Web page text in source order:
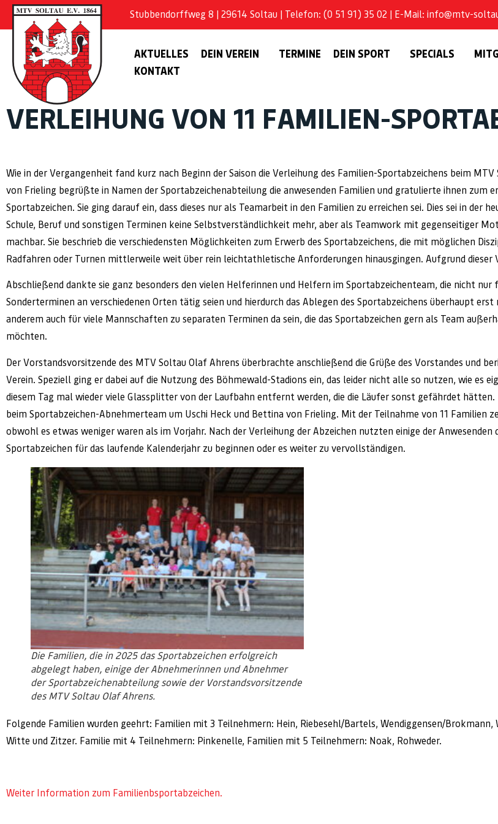
Stubbendorffweg 8 | 29614 Soltau | Telefon: (0 51 91) 35 02 | E-Mail: info@mtv-
AKTUELLES DEIN VEREIN TERMINE DEIN SPORT SPECIALS
KONTAKT
VERLEIHUNG VON 11 FAMILIEN-
Wie in der Vergangenheit fand kurz nach Beginn der Saison die Verleihung des Familien-Sportabzeichens beim
von Frieling begrüßte in Namen der Sportabzeichenabteilung die anwesenden Familien und gratulierte ihnen zum
Sportabzeichen. Sie ging darauf ein, dass dieses nur als Teamarbeit in den Familien zu erreichen sei. Dies sei in der
Schule, Beruf und sonstigen Terminen keine Selbstverständlichkeit mehr, aber als Teamwork mit gegenseitiger
machbar. Sie beschrieb die verschiedensten Möglichkeiten zum Erwerb des Sportabzeichens, die mit möglichen
Radfahren oder Turnen mittlerweile weit über rein leichtathletische Anforderungen hinausgingen. Aufgrund dieser
Abschließend dankte sie ganz besonders den vielen Helferinnen und Helfern im Sportabzeichenteam, die nicht nur
Sonderterminen an verschiedenen Orten tätig seien und hierdurch das Ablegen des Sportabzeichens überhaupt
anderem auch für viele Mannschaften zu separaten Terminen da sein, die das Sportabzeichen gern als Team
möchten.
Der Vorstandsvorsitzende des MTV Soltau Olaf Ahrens überbrachte anschließend die Grüße des Vorstandes und
Verein. Speziell ging er dabei auf die Nutzung des Böhmewald-Stadions ein, das leider nicht alle so nutzen, wie es
diesem Tag mal wieder viele Glassplitter von der Laufbahn entfernt werden, die die Läufer sonst gefährdet
beim Sportabzeichen-Abnehmerteam um Uschi Heck und Bettina von Frieling. Mit der Teilnahme von 11 Familien
obwohl es etwas weniger waren als im Vorjahr. Nach der Verleihung der Abzeichen nutzten einige der
Sportabzeichen für das laufende Kalenderjahr zu beginnen oder es weiter zu vervollständigen.
Die Familien, die in 2025 das Sportabzeichen erfolgreich
abgelegt haben, einige der Abnehmerinnen und Abnehmer
der Sportabzeichenabteilung sowie der Vorstandsvorsitzende
des MTV Soltau Olaf Ahrens.
Folgende Familien wurden geehrt: Familien mit 3 Teilnehmern: Hein, Riebesehl/Bartels, Wendiggensen/Brokmann,
Witte und Zitzer. Familie mit 4 Teilnehmern: Pinkenelle, Familien mit 5 Teilnehmern: Noak, Rohweder.
Weiter Information zum Familienbsportabzeichen.